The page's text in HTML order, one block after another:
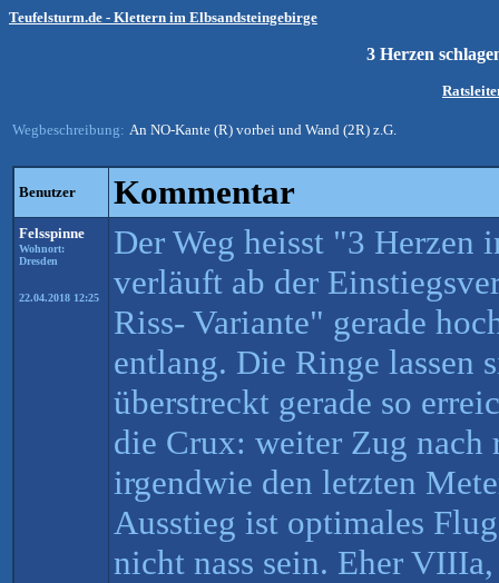
Teufelsturm.de - Klettern im Elbsandsteingebirge
3 Herzen
Wegbeschreibung: An NO-Kante (R) vorbei und Wand (2R) z.G.
Benutzer Kommentar
Felsspinne
Wohnort:
Dresden
22.04.2018 12:25
Der Weg heisst "3 Herzen
verläuft ab der
Riss- Variante" gerade
entlang. Die Ringe lassen
überstreckt gerade so
die Crux: weiter Zug nach
irgendwie den letzten
Ausstieg ist optimales
nicht nass sein. Eher